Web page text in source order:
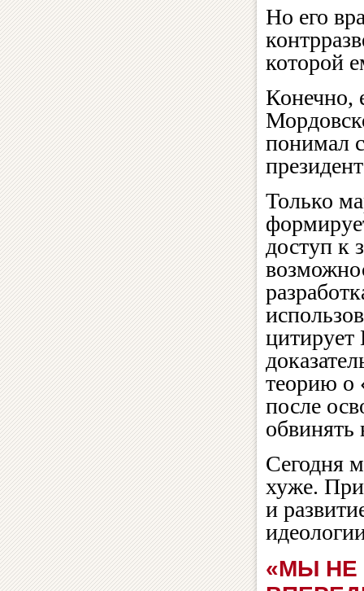
Но его
которой
Конечно,
понимал
Только
доступ к
цитирует
теорию о
после
обвинять
Сегодня
хуже. При
и
«МЫ НЕ